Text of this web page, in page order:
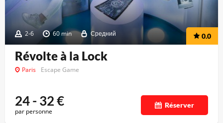
2-6 60 min Средний 0.0
Révolte à la Lock
Paris Escape Game
24 - 32€
par personne
Réserver